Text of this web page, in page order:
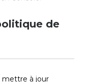
de
mettre à jour